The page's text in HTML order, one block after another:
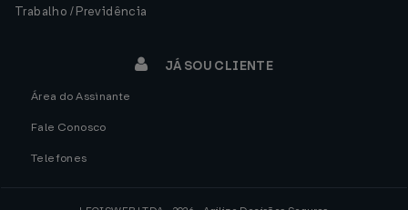
Trabalho / Previdência
JÁ SOU CLIENTE
Área do Assinante
Fale Conosco
Telefones